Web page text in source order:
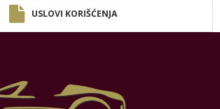
USLOVI KORIŠĆENJA